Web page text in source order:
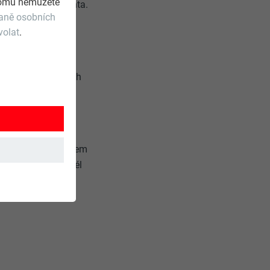
osobních
.
architekta a klienta.
bungalovu,
a eleganci.
v přírodních
tvoří srdce
a zároveň
také klientem
se táhne podél
můžete
Manche mezi